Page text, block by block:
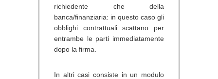
richiedente che della
banca/finanziaria: in questo caso gli
obblighi contrattuali scattano per
entrambe le parti immediatamente
dopo la firma.
In altri casi consiste in un modulo